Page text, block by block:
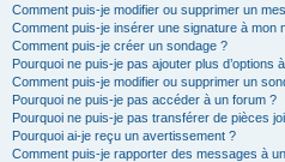
Comment puis-je modifier ou supprimer un
Comment puis-je insérer une signature à mon
Comment puis-je créer un sondage ?
Pourquoi ne puis-je pas ajouter plus d’options
Comment puis-je modifier ou supprimer un
Pourquoi ne puis-je pas accéder à un forum ?
Pourquoi ne puis-je pas transférer de pièces
Pourquoi ai-je reçu un avertissement ?
Comment puis-je rapporter des messages à